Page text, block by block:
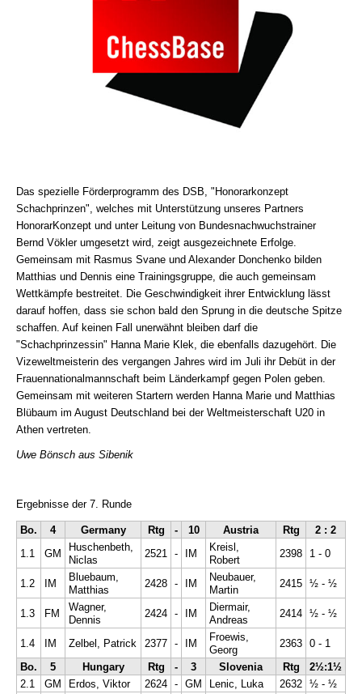
Das spezielle Förderprogramm des DSB, "Honorarkonzept
Schachprinzen", welches mit Unterstützung unseres Partners
HonorarKonzept und unter Leitung von Bundesnachwuchstrainer
Bernd Vökler umgesetzt wird, zeigt ausgezeichnete Erfolge.
Gemeinsam mit Rasmus Svane und Alexander Donchenko bilden
Matthias und Dennis eine Trainingsgruppe, die auch gemeinsam
Wettkämpfe bestreitet. Die Geschwindigkeit ihrer Entwicklung lässt
darauf hoffen, dass sie schon bald den Sprung in die deutsche Spitze
schaffen. Auf keinen Fall unerwähnt bleiben darf die
"Schachprinzessin" Hanna Marie Klek, die ebenfalls dazugehört. Die
Vizeweltmeisterin des vergangen Jahres wird im Juli ihr Debüt in der
Frauennationalmannschaft beim Länderkampf gegen Polen geben.
Gemeinsam mit weiteren Startern werden Hanna Marie und Matthias
Blübaum im August Deutschland bei der Weltmeisterschaft U20 in
Athen vertreten.
Uwe Bönsch aus Sibenik
Ergebnisse der 7. Runde
Bo. 4 Germany Rtg - 10 Austria Rtg
2 : 2
1.1
GM
Huschenbeth,
Niclas
2521 - IM
Kreisl,
Robert
2398 1 - 0
1.2 IM
Bluebaum,
Matthias
2428 - IM
Neubauer,
Martin
2415 ½ - ½
1.3 FM
Wagner,
Dennis
2424 - IM
Diermair,
Andreas
2414 ½ - ½
1.4 IM Zelbel, Patrick 2377 - IM
Froewis,
Georg
2363 0 - 1
Bo.
5 Hungary Rtg - 3 Slovenia Rtg
2½:1½
2.1
GM Erdos, Viktor 2624 - GM Lenic, Luka 2632 ½ - ½